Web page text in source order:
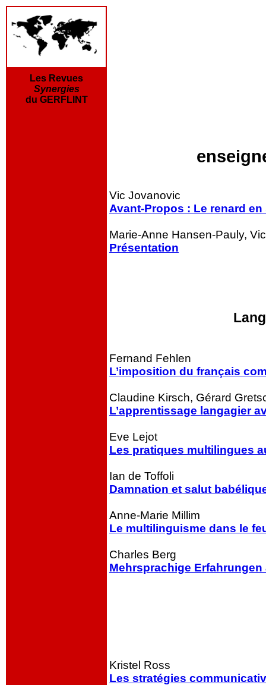
Les Revues
Synergies
du GERFLINT
Vic Jovanovic
Avant-Propos : Le renard
Marie-Anne Hansen-Pauly,
Présentation
Fernand Fehlen
L’imposition du français
Claudine Kirsch, Gérard
L’apprentissage langagier
Eve Lejot
Les pratiques multilingues
Ian de Toffoli
Damnation et salut
Anne-Marie Millim
Le multilinguisme dans le
Charles Berg
Mehrsprachige
Kristel Ross
Les stratégies